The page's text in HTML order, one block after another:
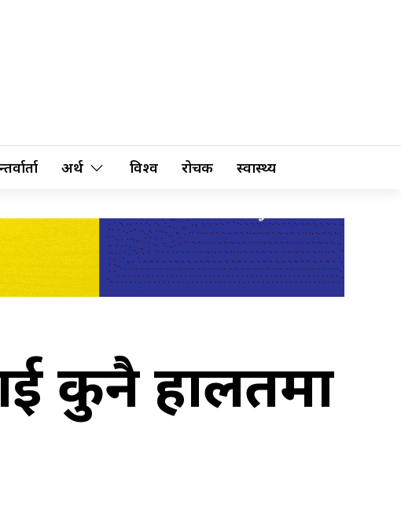
अर्थ विश्व रोचक स्वास्थ्य
कुनै हालतमा